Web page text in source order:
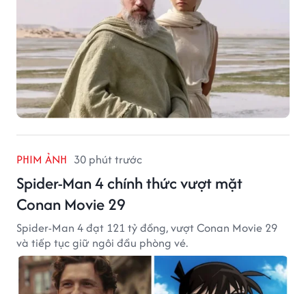
PHIM ẢNH 30 phút trước
Spider-Man 4 chính thức vượt mặt
Conan Movie 29
Spider-Man 4 đạt 121 tỷ đồng, vượt Conan Movie 29
và tiếp tục giữ ngôi đầu phòng vé.